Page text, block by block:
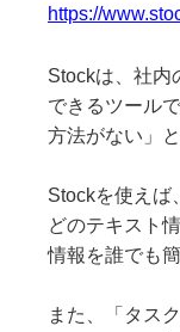
https://
Stockは、社内
できるツール
方法がない」
Stockを使えば
どのテキスト
情報を誰でも
また、「タス